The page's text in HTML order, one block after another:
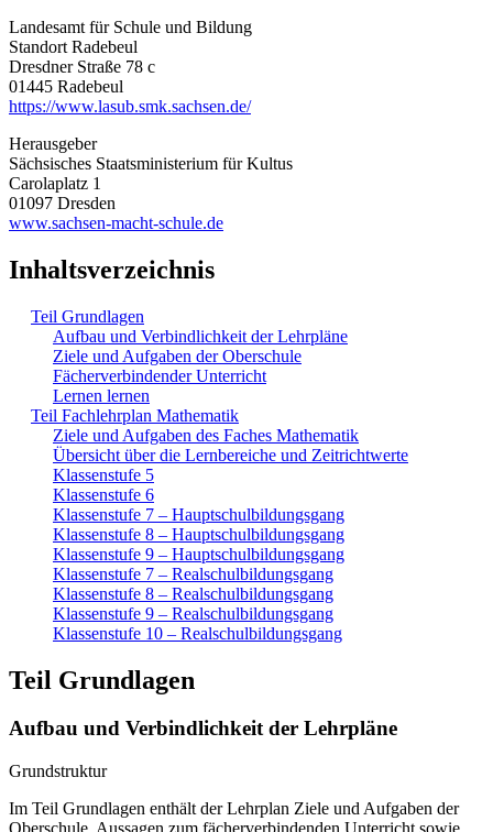
Landesamt für Schule und Bildung
Standort Radebeul
Dresdner Straße 78 c
01445 Radebeul
https://www.lasub.smk.sachsen.de/
Herausgeber
Sächsisches Staatsministerium für Kultus
Carolaplatz 1
01097 Dresden
www.sachsen-macht-schule.de
Inhaltsverzeichnis
Teil Grundlagen
Aufbau und Verbindlichkeit der Lehrpläne
Ziele und Aufgaben der Oberschule
Fächerverbindender Unterricht
Lernen lernen
Teil Fachlehrplan Mathematik
Ziele und Aufgaben des Faches Mathematik
Übersicht über die Lernbereiche und Zeitrichtwerte
Klassenstufe 5
Klassenstufe 6
Klassenstufe 7 – Hauptschulbildungsgang
Klassenstufe 8 – Hauptschulbildungsgang
Klassenstufe 9 – Hauptschulbildungsgang
Klassenstufe 7 – Realschulbildungsgang
Klassenstufe 8 – Realschulbildungsgang
Klassenstufe 9 – Realschulbildungsgang
Klassenstufe 10 – Realschulbildungsgang
Teil Grundlagen
Aufbau und Verbindlichkeit der Lehrpläne
Grundstruktur
Im Teil Grundlagen enthält der Lehrplan Ziele und Aufgaben der